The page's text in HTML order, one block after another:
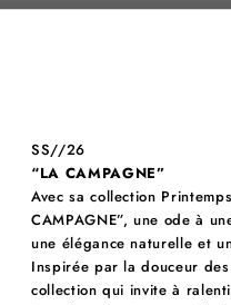
SS//26
“LA CAMPAGNE”
Avec sa collection
CAMPAGNE”, une ode à
une élégance naturelle et
Inspirée par la douceur
collection qui invite à